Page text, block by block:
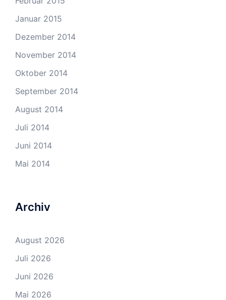
Januar 2015
Dezember 2014
November 2014
Oktober 2014
September 2014
August 2014
Juli 2014
Juni 2014
Mai 2014
Archiv
August 2026
Juli 2026
Juni 2026
Mai 2026